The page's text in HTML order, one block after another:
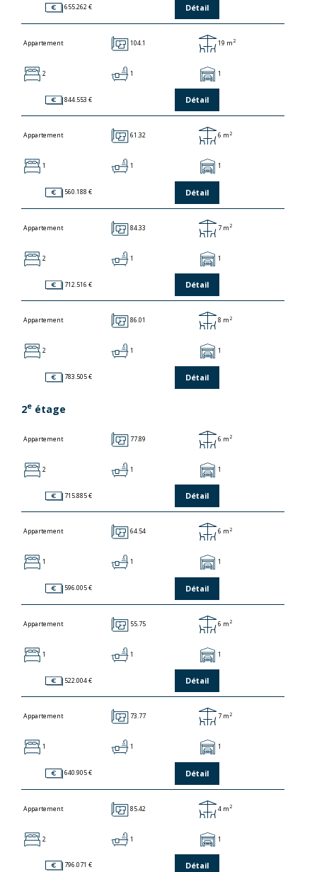
655.262 € Détail
Appartement 104.1 19 m2
2 1 1
844.553 € Détail
Appartement 61.32 6 m 2
1 1 1
560.188 € Détail
Appartement 84.33 7 m2
2 1 1
712.516 € Détail
Appartement 86.01 8 m 2
2 1 1
783.505 € Détail
2e étage
Appartement 77.89 6 m2
2 1 1
715.885 € Détail
Appartement 64.54 6 m 2
1 1 1
596.005 € Détail
Appartement 55.75 6 m2
1 1 1
522.004 € Détail
Appartement 73.77 7 m 2
1 1 1
640.905 € Détail
Appartement 85.42 4 m2
2 1 1
796.071 € Détail